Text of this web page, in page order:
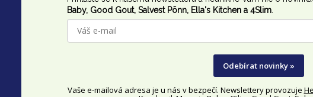
Baby, Good Gout, Salvest Põnn, Ella's Kitchen a 4Slim
Odebírat novinky »
Vaše e-mailová adresa je u nás v bezpečí. Newslettery provozuje